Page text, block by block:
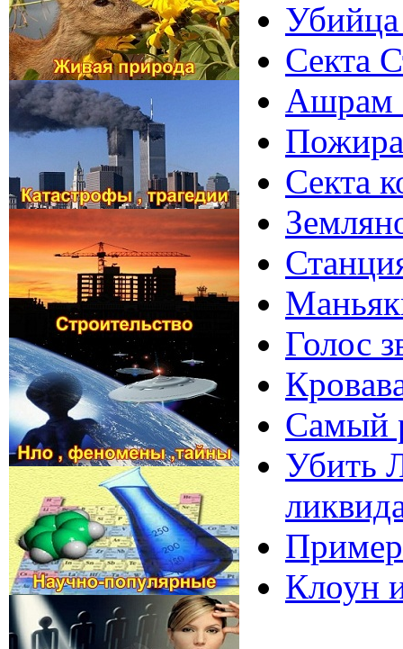
Убийца
Секта
Ашрам
Секта
Голос
Самый
Убить
Клоун